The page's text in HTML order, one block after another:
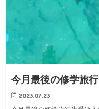
今月最後の修学旅行
2023.07.23